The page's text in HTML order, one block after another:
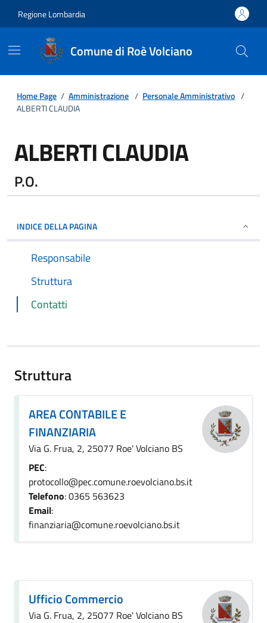
Regione Lombardia
Comune di Roè Volciano
Home Page / Amministrazione / Personale Amministrativo /
ALBERTI CLAUDIA
ALBERTI CLAUDIA
P.O.
INDICE DELLA PAGINA
Responsabile
Struttura
Contatti
Struttura
AREA CONTABILE E
FINANZIARIA
Via G. Frua, 2, 25077 Roe' Volciano BS
PEC:
protocollo@pec.comune.roevolciano.bs.it
Telefono: 0365 563623
Email:
finanziaria@comune.roevolciano.bs.it
Ufficio Commercio
Via G. Frua, 2, 25077 Roe' Volciano BS